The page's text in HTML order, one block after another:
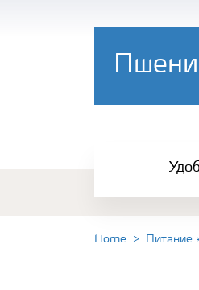
Home Питание